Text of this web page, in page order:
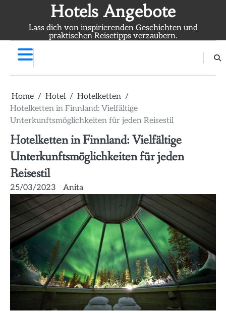
Hotels Angebote
Lass dich von inspirierenden Geschichten und
praktischen Reisetipps verzaubern.
Home Hotel
Hotelketten
Hotelketten in Finnland: Vielfältige
Unterkunftsmöglichkeiten für jeden Reisestil
Hotelketten in Finnland: Vielfältige
Unterkunftsmöglichkeiten für jeden
Reisestil
25/03/2023 Anita